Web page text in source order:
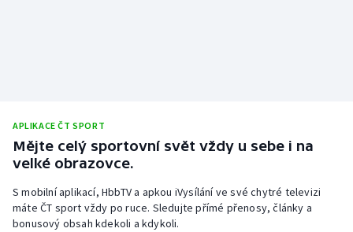
APLIKACE ČT SPORT
Mějte celý sportovní svět vždy u sebe i na
velké obrazovce.
S mobilní aplikací, HbbTV a apkou iVysílání ve své chytré televizi
máte ČT sport vždy po ruce. Sledujte přímé přenosy, články a
bonusový obsah kdekoli a kdykoli.